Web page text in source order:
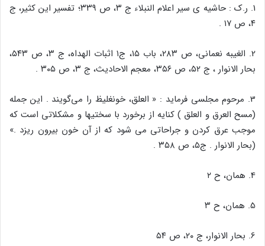
1. ر.ک : حاشیه ی سیر اعلام النبلاء ج ۳، ص ۳۳۹؛ تفسیر این کثیر، ج
۴، ص ۱۷ .
2. الغیبه نعمانی، ص ۲۸۳، باب ۱۵، ج۱ اثبات الهداه، ج ۳، ص ۵۴۳،
بحار الانوار ، ج ۵۲، ص ۳۵۶، معجم الاحادیث، ج ۳، ص ۳۰۵ .
3. مرحوم مجلسی فرماید : « العلق، خونغلیظ را می‌گویند . این جمله
(مسح العرق و العلق ) کنایه از برخورد با سختیها و مشکلاتی است که
موجب عرق کردن و جراحاتی می شود که از آن خون بیرون ریزد .»
(بحار الانوار . ج۵، ص ۳۵۸ .
4. همان، ح ۲
5. همان، ح ۳
6. بحار الانوار، ج ۲۰، ص ۵۴